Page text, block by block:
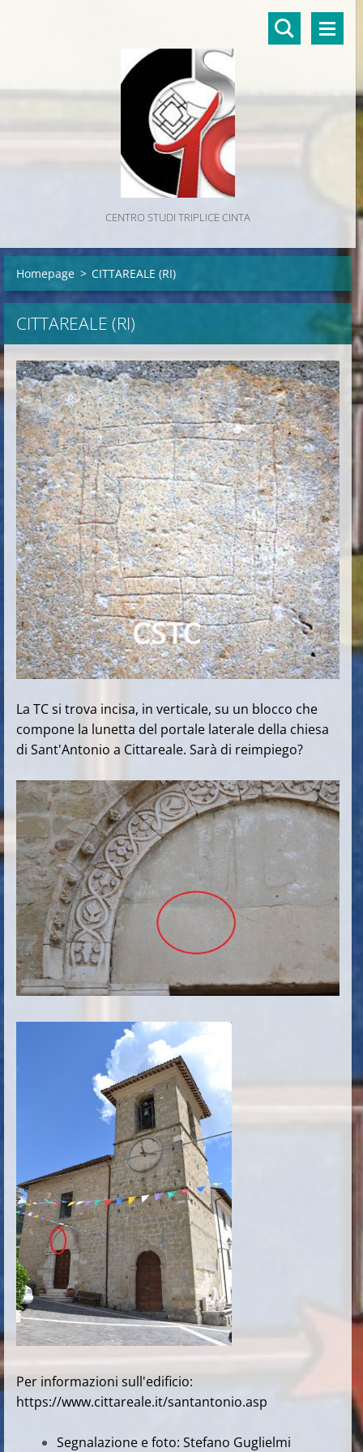
CENTRO STUDI TRIPLICE CINTA
Homepage > CITTAREALE (RI)
CITTAREALE (RI)
La TC si trova incisa, in verticale, su un blocco che
compone la lunetta del portale laterale della chiesa
di Sant'Antonio a Cittareale. Sarà di reimpiego?
Per informazioni sull'edificio:
https://www.cittareale.it/santantonio.asp
Segnalazione e foto: Stefano Guglielmi